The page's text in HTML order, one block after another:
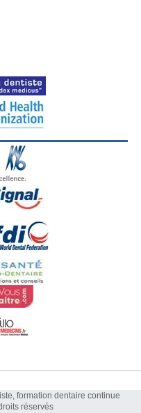
formation dentaire continue
réservés